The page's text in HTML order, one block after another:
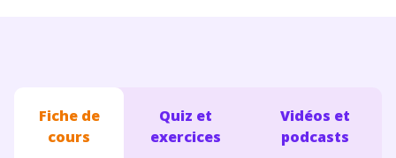
Fiche de
cours
Quiz et
exercices
Vidéos et
podcasts